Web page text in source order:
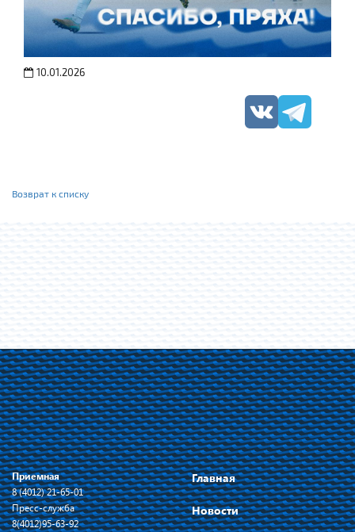
10.01.2026
Возврат к списку
Приемная
8 (4012) 21-65-01
Пресс-служба
8(4012)95-63-92
Главная
Новости